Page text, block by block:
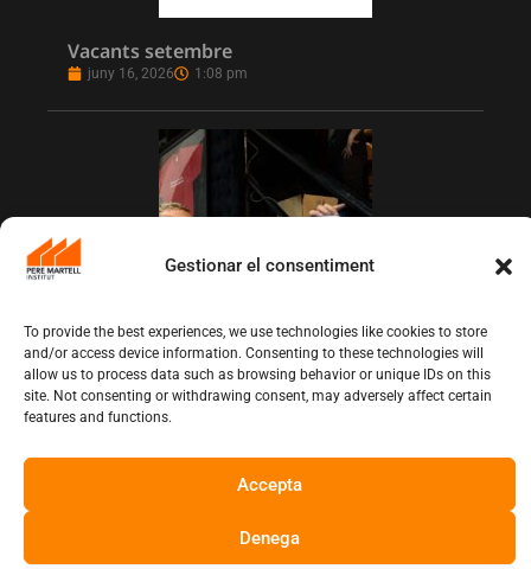
Gestionar el consentiment
To provide the best experiences, we use technologies like cookies to store
and/or access device information. Consenting to these technologies will
allow us to process data such as browsing behavior or unique IDs on this
site. Not consenting or withdrawing consent, may adversely affect certain
features and functions.
Accepta
Denega
Vacants setembre
juny 16, 2026 1:08 pm
L’Institut Pere Martell executa un projecte
de realització multicàmera en remot
juny 12, 2026
Copyright © Institut Pere Martell